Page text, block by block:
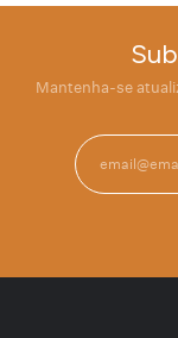
Mantenha-se